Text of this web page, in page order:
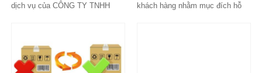
dịch vụ của CÔNG TY TNHH
khách hàng nhằm mục đích hỗ